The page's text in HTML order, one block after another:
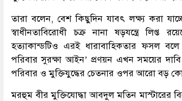
তারা বলেন, বেশ কিছুদিন যাবৎ লক্ষ্য করা
স্বাধীনতাবিরোধী চক্র নানা ষড়যন্ত্রে লিপ্ত
হত্যাকান্ডটিও এরই ধারাবাহিকতার ফসল
পরিবার সুরক্ষা আইন’ প্রণয়ন এখন সময়ের দাবি
পরিবার ও মুক্তিযুদ্ধের চেতনার ওপর আরো বড়
মরহুম বীর মুক্তিযোদ্ধা আবদুল মতিন মাস্টারের